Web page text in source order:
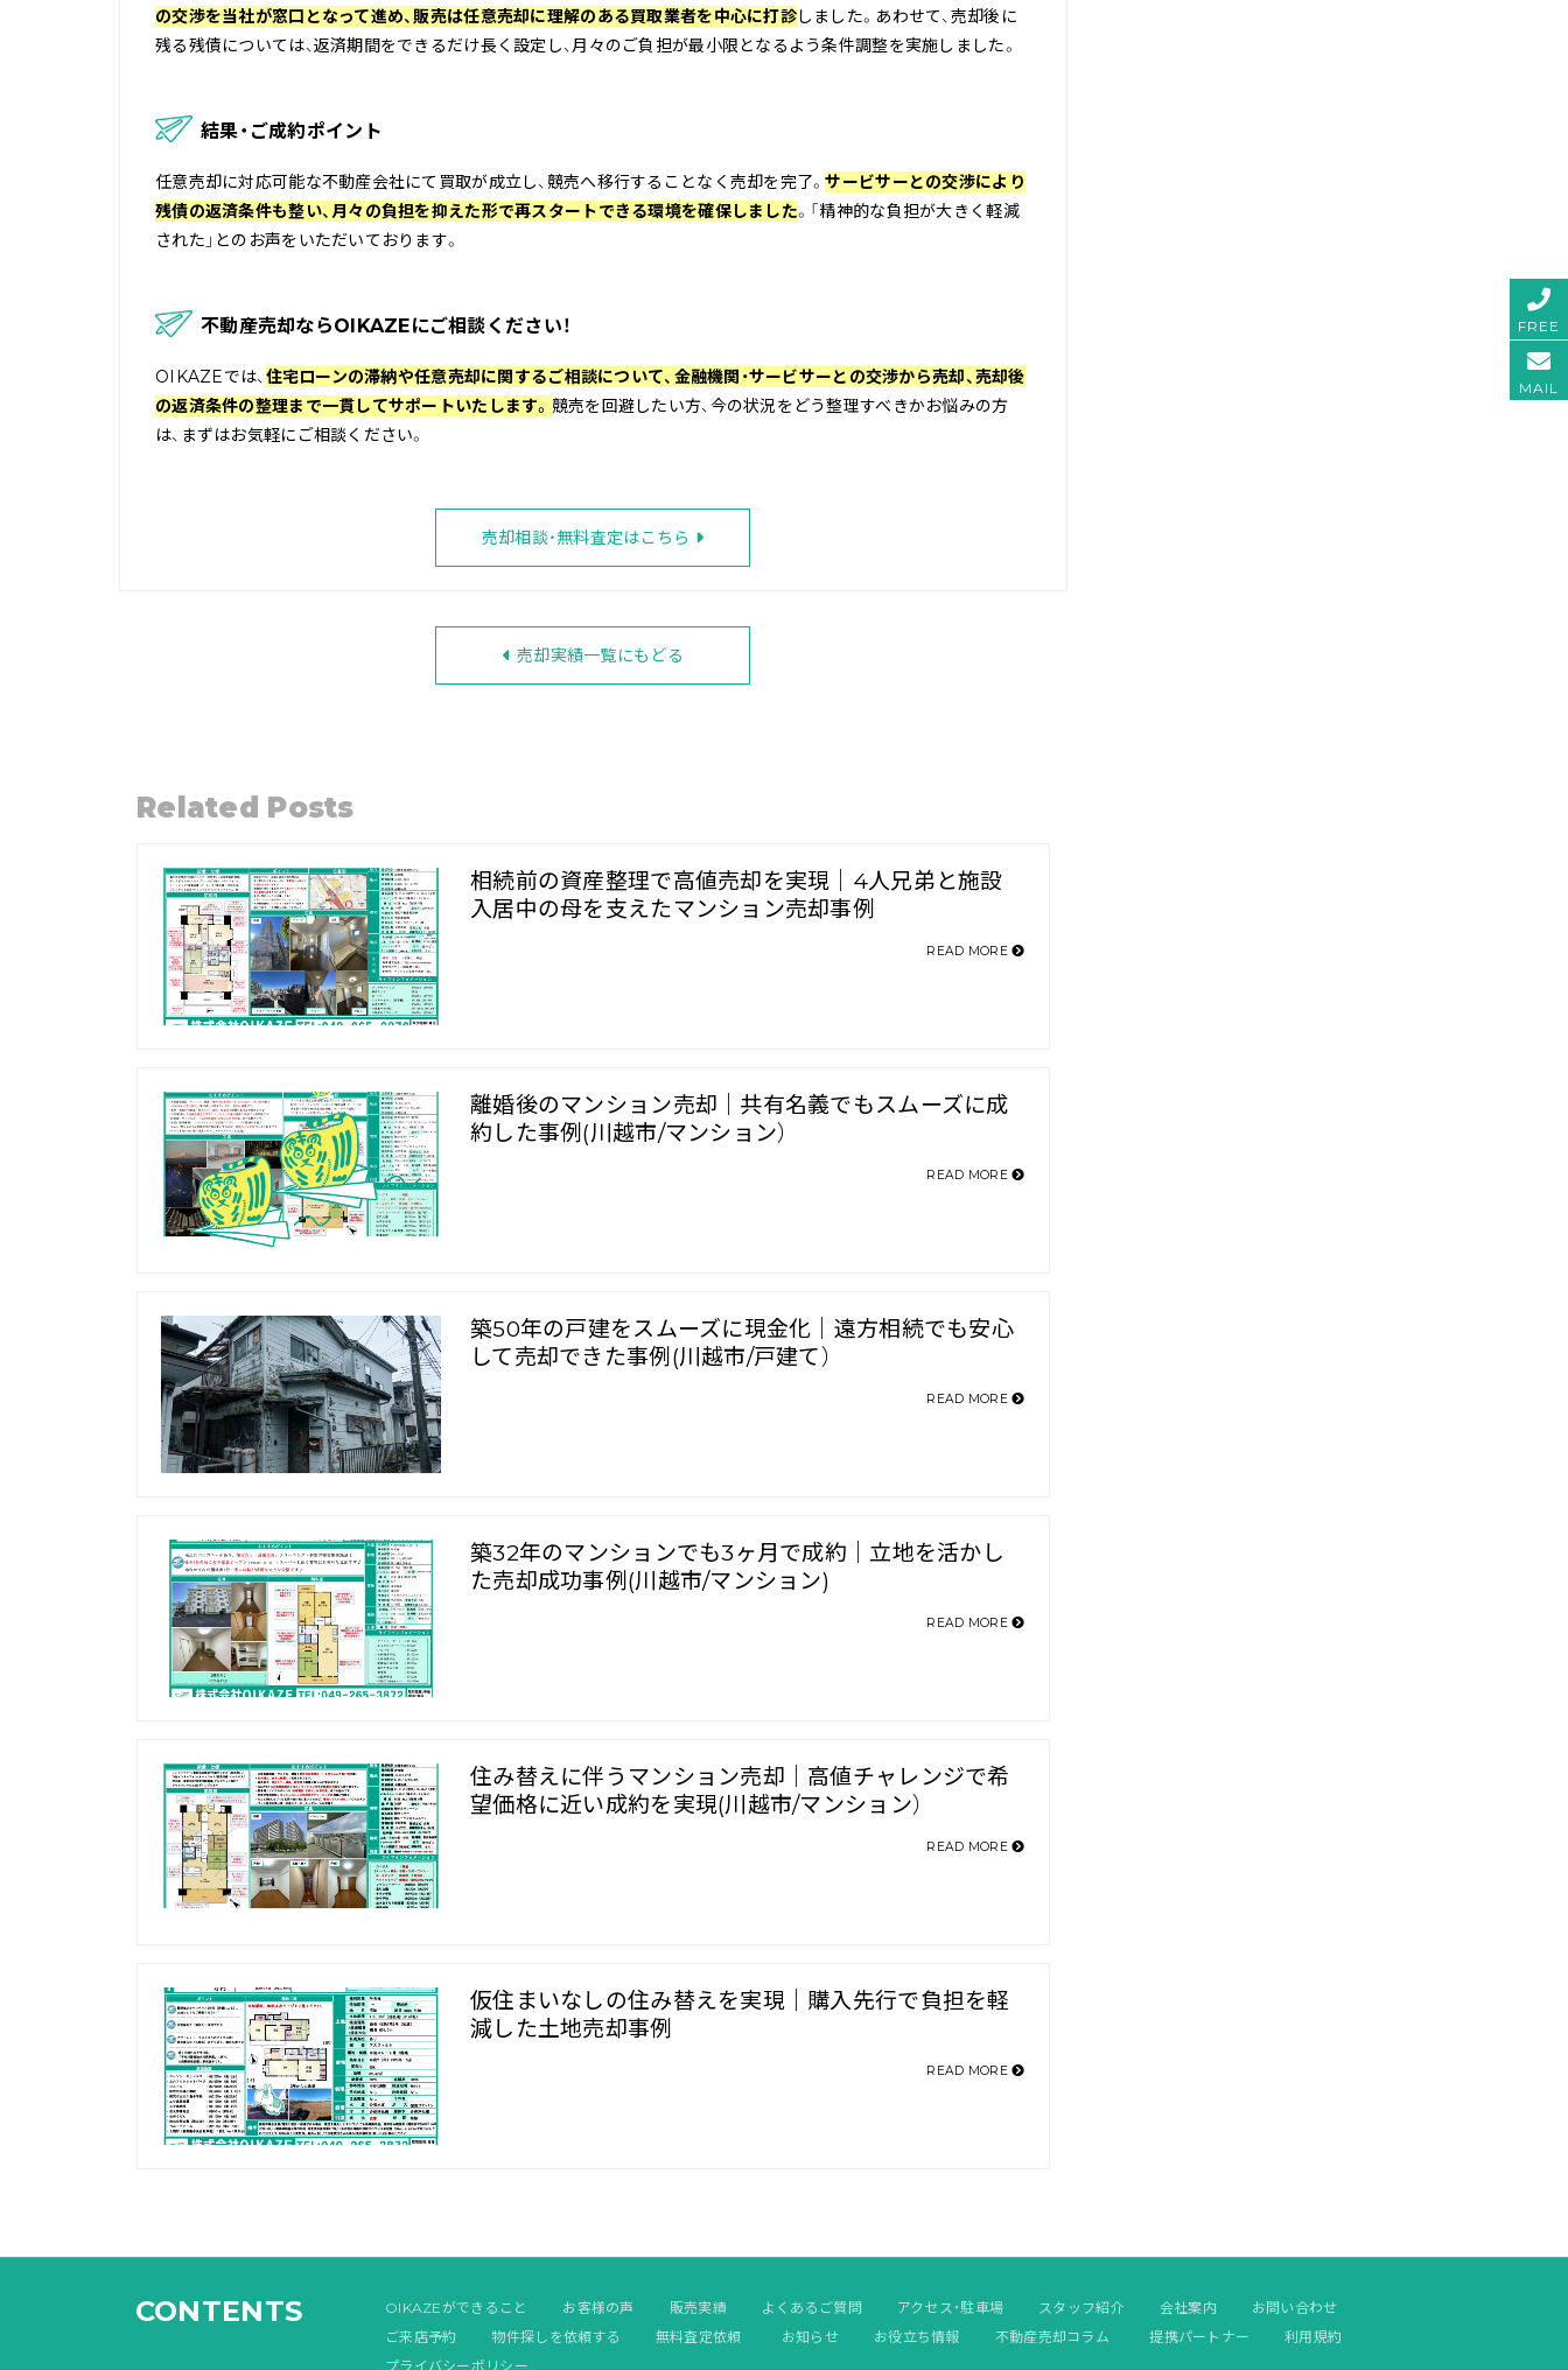
の交渉を当社が窓口となって進め、販売は任意売却に理解のある買取業者を中心に打診しました。あわせて、売却後に
残る残債については、返済期間をできるだけ長く設定し、月々のご負担が最小限となるよう条件調整を実施しました。
結果・ご成約ポイント
任意売却に対応可能な不動産会社にて買取が成立し、競売へ移行することなく売却を完了。サービサーとの交渉により
残債の返済条件も整い、月々の負担を抑えた形で再スタートできる環境を確保しました。「精神的な負担が大きく軽減
された」とのお声をいただいております。
不動産売却ならOIKAZEにご相談ください！
OIKAZEでは、住宅ローンの滞納や任意売却に関するご相談について、金融機関・サービサーとの交渉から売却、売却後
の返済条件の整理まで一貫してサポートいたします。 競売を回避したい方、今の状況をどう整理すべきかお悩みの方
は、まずはお気軽にご相談ください。
売却相談・無料査定はこちら
売却実績一覧にもどる
Related Posts
相続前の資産整理で高値売却を実現｜4人兄弟と施設
入居中の母を支えたマンション売却事例
READ MORE
離婚後のマンション売却｜共有名義でもスムーズに成
約した事例(川越市/マンション）
READ MORE
築50年の戸建をスムーズに現金化｜遠方相続でも安心
して売却できた事例(川越市/戸建て）
READ MORE
築32年のマンションでも3ヶ月で成約｜立地を活かし
た売却成功事例(川越市/マンション)
READ MORE
住み替えに伴うマンション売却｜高値チャレンジで希
望価格に近い成約を実現(川越市/マンション）
READ MORE
仮住まいなしの住み替えを実現｜購入先行で負担を軽
減した土地売却事例
READ MORE
CONTENTS OIKAZEができること お客様の声 販売実績 よくあるご質問 アクセス・駐車場 スタッフ紹介 会社案内
お問い合わせ
ご来店予約
物件探しを依頼する 無料査定依頼 お知らせ お役立ち情報 不動産売却コラム 提携パートナー
利用規約
プライバシーポリシー
FREE
MAIL